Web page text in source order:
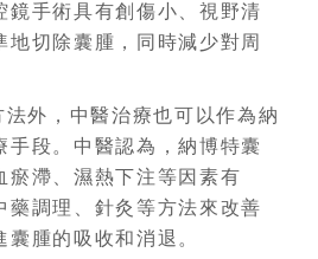
鏡手術具有創傷小、視野清
地切除囊腫，同時減少對周
法外，中醫治療也可以作為納
手段。中醫認為，納博特囊
瘀滯、濕熱下注等因素有
藥調理、針灸等方法來改善
腫的吸收和消退。